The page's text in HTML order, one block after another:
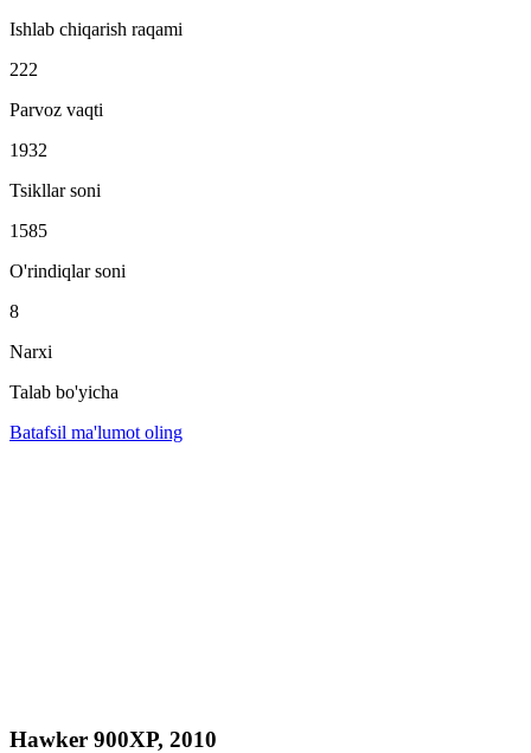
Ishlab chiqarish raqami
222
Parvoz vaqti
1932
Tsikllar soni
1585
O'rindiqlar soni
8
Narxi
Talab bo'yicha
Batafsil ma'lumot oling
Hawker 900XP, 2010